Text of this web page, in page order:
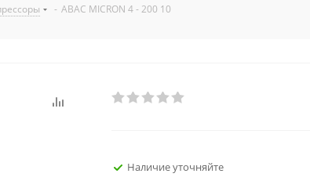
- ABAC MICRON 4 - 200 10
Наличие уточняйте